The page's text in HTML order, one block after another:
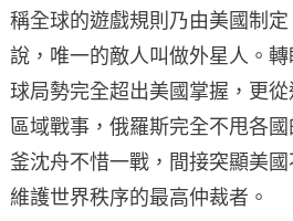
稱全球的遊戲規則乃由美國制
說，唯一的敵人叫做外星人。
球局勢完全超出美國掌握，更
區域戰事，俄羅斯完全不甩各
釜沈舟不惜一戰，間接突顯美
維護世界秩序的最高仲裁者。